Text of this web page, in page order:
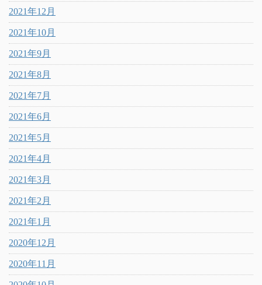
2021年12月
2021年10月
2021年9月
2021年8月
2021年7月
2021年6月
2021年5月
2021年4月
2021年3月
2021年2月
2021年1月
2020年12月
2020年11月